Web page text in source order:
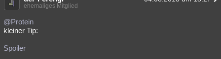
Spiritualität
weitere Rubriken
ehemaliges Mitglied
@Protein
kleiner Tip:
Spoiler